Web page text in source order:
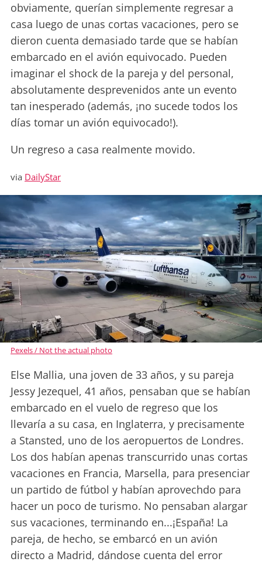
obviamente, querían simplemente regresar a
casa luego de unas cortas vacaciones, pero se
dieron cuenta demasiado tarde que se habían
embarcado en el avión equivocado. Pueden
imaginar el shock de la pareja y del personal,
absolutamente desprevenidos ante un evento
tan inesperado (además, ¡no sucede todos los
días tomar un avión equivocado!).
Un regreso a casa realmente movido.
via DailyStar
Pexels / Not the actual photo
Else Mallia, una joven de 33 años, y su pareja
Jessy Jezequel, 41 años, pensaban que se habían
embarcado en el vuelo de regreso que los
llevaría a su casa, en Inglaterra, y precisamente
a Stansted, uno de los aeropuertos de Londres.
Los dos habían apenas transcurrido unas cortas
vacaciones en Francia, Marsella, para presenciar
un partido de fútbol y habían aprovechdo para
hacer un poco de turismo. No pensaban alargar
sus vacaciones, terminando en...¡España! La
pareja, de hecho, se embarcó en un avión
directo a Madrid, dándose cuenta del error